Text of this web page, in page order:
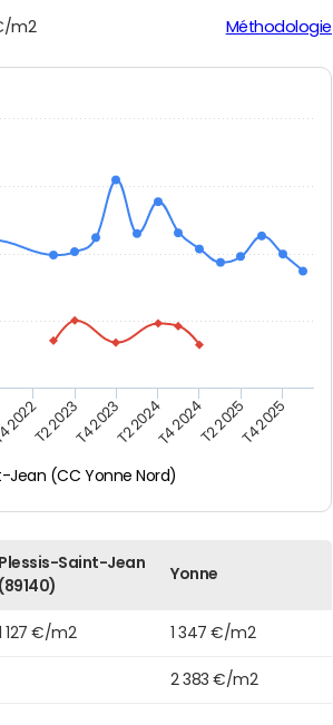
m2 Méthodologie
Jean (CC Yonne Nord)
2022T2 2023T4 2023T2 2024T4 2024T2 2025T4 2025
Plessis-Saint-Jean
(89140)
Yonne
1 127 €/m2 1 347 €/m2
2 383 €/m2